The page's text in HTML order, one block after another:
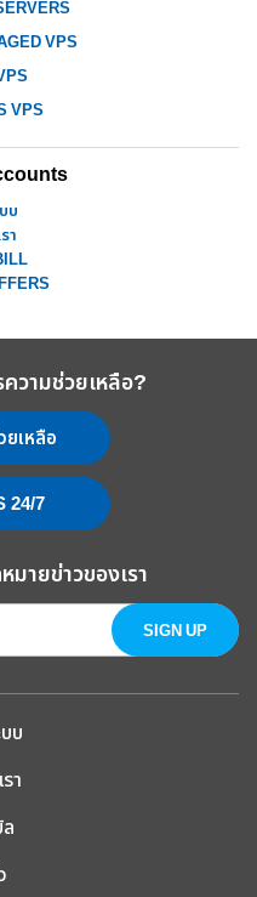
VPS
VPS
บ
า
วามช่วยเหลือ?
เหลือ
24/7
ายข่าวของเรา
บ
า